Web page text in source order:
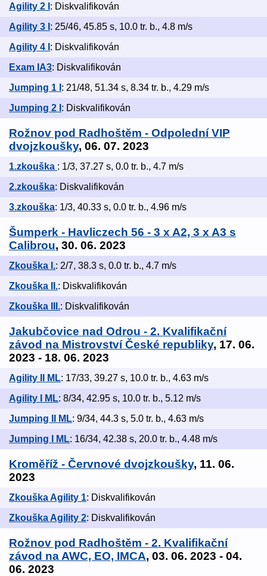
Agility 2 I : Diskvalifikován
Agility 3 I : 25/46, 45.85 s, 10.0 tr. b., 4.8 m/s
Agility 4 I : Diskvalifikován
Exam IA3: Diskvalifikován
Jumping 1 I : 21/48, 51.34 s, 8.34 tr. b., 4.29 m/s
Jumping 2 I : Diskvalifikován
Rožnov pod Radhoštěm - Odpolední VIP
dvojzkoušky, 06. 07. 2023
1.zkouška : 1/3, 37.27 s, 0.0 tr. b., 4.7 m/s
2.zkouška: Diskvalifikován
3.zkouška: 1/3, 40.33 s, 0.0 tr. b., 4.96 m/s
Šumperk - Havliczech 56 - 3 x A2, 3 x A3 s
Calibrou, 30. 06. 2023
Zkouška I.: 2/7, 38.3 s, 0.0 tr. b., 4.7 m/s
Zkouška II.: Diskvalifikován
Zkouška III.: Diskvalifikován
Jakubčovice nad Odrou - 2. Kvalifikační
závod na Mistrovství České republiky, 17. 06.
2023 - 18. 06. 2023
Agility II ML: 17/33, 39.27 s, 10.0 tr. b., 4.63 m/s
Agility I ML: 8/34, 42.95 s, 10.0 tr. b., 5.12 m/s
Jumping II ML: 9/34, 44.3 s, 5.0 tr. b., 4.63 m/s
Jumping I ML: 16/34, 42.38 s, 20.0 tr. b., 4.48 m/s
Kroměříž - Červnové dvojzkoušky, 11. 06.
2023
Zkouška Agility 1: Diskvalifikován
Zkouška Agility 2: Diskvalifikován
Rožnov pod Radhoštěm - 2. Kvalifikační
závod na AWC, EO, IMCA, 03. 06. 2023 - 04.
06. 2023